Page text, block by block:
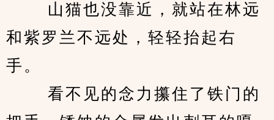
山猫也没靠近，就站在林远
和紫罗兰不远处，轻轻抬起右
手。
看不见的念力攥住了铁门的